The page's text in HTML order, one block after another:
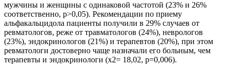
мужчины и женщины с одинаковой частотой (23% и 26%
соответственно, p>0,05). Рекомендации по приему
альфакальцидола пациенты получили в 29% случаев от
ревматологов, реже от травматологов (24%), неврологов
(23%), эндокринологов (21%) и терапевтов (20%), при этом
ревматологи достоверно чаще назначали его больным, чем
терапевты и эндокринологи (х2= 18,02, p=0,006).